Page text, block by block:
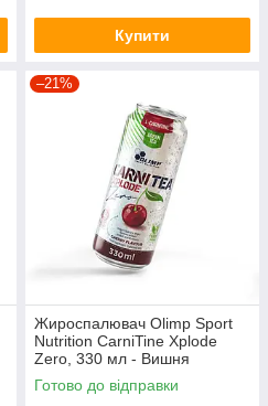
Купити
–21%
Жироспалювач Olimp Sport
Nutrition CarniTine Xplode
Zero, 330 мл - Вишня
Готово до відправки